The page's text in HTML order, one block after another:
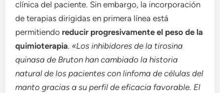
clínica del paciente. Sin embargo, la incorporación
de terapias dirigidas en primera línea está
permitiendo reducir progresivamente el peso de la
quimioterapia. «Los inhibidores de la tirosina
quinasa de Bruton han cambiado la historia
natural de los pacientes con linfoma de células del
manto gracias a su perfil de eficacia favorable. El